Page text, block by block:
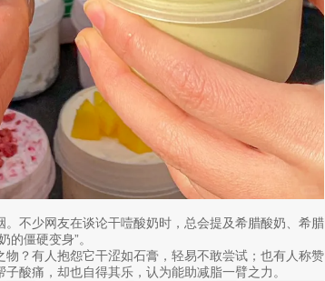
不少网友在谈论干噎酸奶时，总会提及希腊酸奶、希腊
的僵硬变身”。
？有人抱怨它干涩如石膏，轻易不敢尝试；也有人称赞
酸痛，却也自得其乐，认为能助减脂一臂之力。